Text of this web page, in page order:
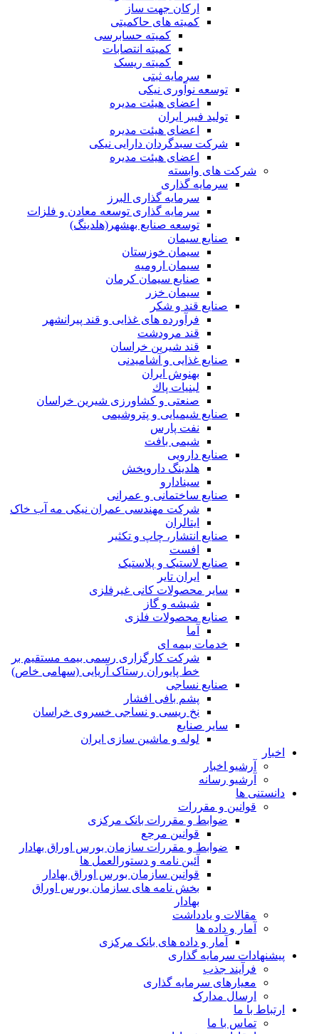
ارکان جهت ساز
کمیته های حاکمیتی
کمیته حسابرسی
کمیته انتصابات
کمیته ریسک
سرمایه ثبتی
توسعه نوآوری نیکی
اعضای هیئت مدیره
تولید فیبر ایران
اعضای هیئت مدیره
شرکت سبدگردان دارایی نیکی
اعضای هیئت مدیره
شرکت های وابسته
سرمایه گذاری
سرمایه گذاری البرز
سرمایه گذاری توسعه معادن و فلزات
توسعه‌ صنایع‌ بهشهر(هلدینگ)
صنایع سیمان
سیمان خوزستان
سیمان ارومیه
صنایع سیمان کرمان
سیمان خزر
صنایع قند و شکر
فرآورده های غذایی و قند پیرانشهر
قند مرودشت
قند شیرین خراسان
صنایع غذايی و آشاميدنی
بهنوش ایران
لبنيات پاك
صنعتی و کشاورزی شیرین خراسان
صنایع شیمیایی و پتروشیمی
نفت پارس
شیمی بافت
صنایع دارویی
هلدینگ داروپخش
سینادارو
صنایع ساختمانی و عمرانی
شرکت مهندسی عمران نیکی مه آب خاک
ایتالران
صنایع انتشار، چاپ و تکثير
افست
صنایع لاستیک و پلاستیک
ایران تایر
ساير محصولات كانی غيرفلزی
شیشه و گاز
صنایع محصولات فلزی
آما
خدمات بیمه ای
شرکت کارگزاری رسمی بیمه مستقیم بر
خط پایوران رستاک آریایی (سهامی خاص)
صنایع نساجی
پشم بافی افشار
نخ ریسی و نساجی خسروی خراسان
سایر صنایع
لوله و ماشین سازی ایران
اخبار
آرشیو اخبار
آرشیو رسانه
دانستنی ها
قوانین و مقررات
ضوابط و مقررات بانک مرکزی
قوانين مرجع
ضوابط و مقررات سازمان بورس اوراق بهادار
آئین نامه و دستورالعمل ها
قوانین سازمان بورس اوراق بهادار
بخش نامه های سازمان بورس اوراق
بهادار
مقالات و یادداشت
آمار و داده ها
آمار و داده های بانک مرکزی
پیشنهادات سرمایه گذاری
فرآیند جذب
معیارهای سرمایه گذاری
ارسال مدارک
ارتباط با ما
تماس با ما